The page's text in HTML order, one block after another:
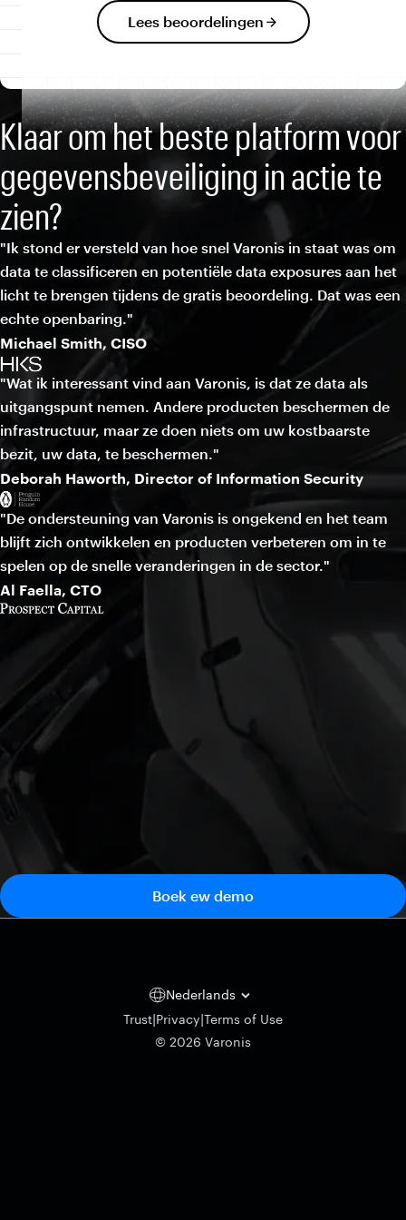
Lees beoordelingen
Klaar om het beste platform voor
gegevensbeveiliging in actie te
zien?
"Ik stond er versteld van hoe snel Varonis in staat was om
data te classificeren en potentiële data exposures aan het
licht te brengen tijdens de gratis beoordeling. Dat was een
echte openbaring."
Michael Smith, CISO
"Wat ik interessant vind aan Varonis, is dat ze data als
uitgangspunt nemen. Andere producten beschermen de
infrastructuur, maar ze doen niets om uw kostbaarste
bezit, uw data, te beschermen."
Deborah Haworth, Director of Information Security
"De ondersteuning van Varonis is ongekend en het team
blijft zich ontwikkelen en producten verbeteren om in te
spelen op de snelle veranderingen in de sector."
Al Faella, CTO
Boek ew demo
Nederlands
Trust|Privacy|Terms of Use
© 2026 Varonis